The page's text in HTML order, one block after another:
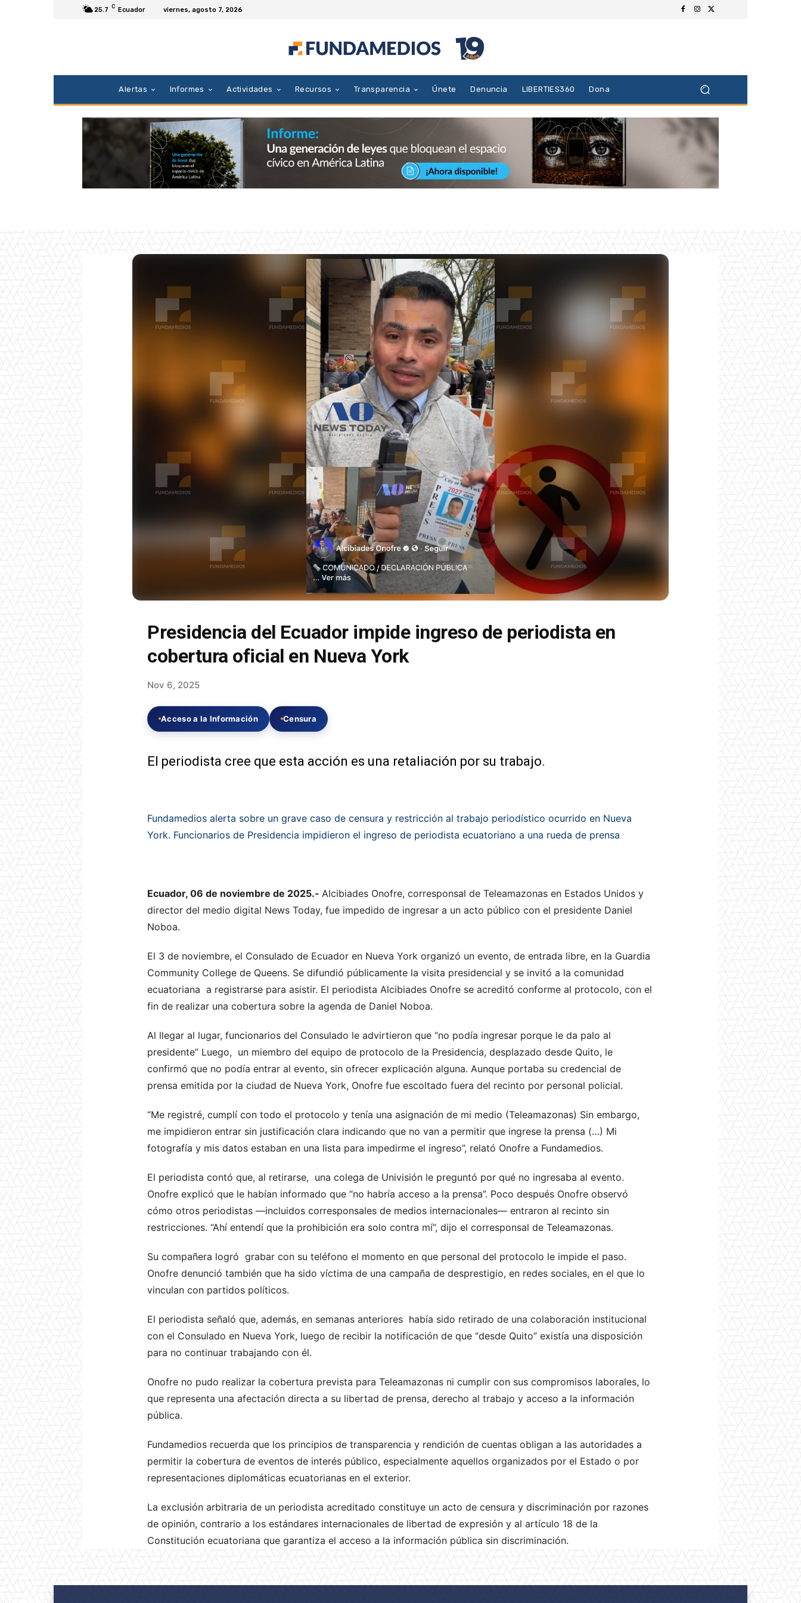
25.7 C Ecuador viernes, agosto 7, 2026
Alertas Informes Actividades Recursos Transparencia Únete Denuncia LIBERTIES360 Dona
Presidencia del Ecuador impide ingreso de periodista en
cobertura oficial en Nueva York
Nov 6, 2025
Acceso a la Información Censura
El periodista cree que esta acción es una retaliación por su trabajo.
Fundamedios alerta sobre un grave caso de censura y restricción al trabajo periodístico ocurrido en Nueva
York. Funcionarios de Presidencia impidieron el ingreso de periodista ecuatoriano a una rueda de prensa
Ecuador, 06 de noviembre de 2025.- Alcibiades Onofre, corresponsal de Teleamazonas en Estados Unidos y
director del medio digital News Today, fue impedido de ingresar a un acto público con el presidente Daniel
Noboa.
El 3 de noviembre, el Consulado de Ecuador en Nueva York organizó un evento, de entrada libre, en la Guardia
Community College de Queens. Se difundió públicamente la visita presidencial y se invitó a la comunidad
ecuatoriana a registrarse para asistir. El periodista Alcibiades Onofre se acreditó conforme al protocolo, con el
fin de realizar una cobertura sobre la agenda de Daniel Noboa.
Al llegar al lugar, funcionarios del Consulado le advirtieron que “no podía ingresar porque le da palo al
presidente” Luego, un miembro del equipo de protocolo de la Presidencia, desplazado desde Quito, le
confirmó que no podía entrar al evento, sin ofrecer explicación alguna. Aunque portaba su credencial de
prensa emitida por la ciudad de Nueva York, Onofre fue escoltado fuera del recinto por personal policial.
“Me registré, cumplí con todo el protocolo y tenía una asignación de mi medio (Teleamazonas) Sin embargo,
me impidieron entrar sin justificación clara indicando que no van a permitir que ingrese la prensa (…) Mi
fotografía y mis datos estaban en una lista para impedirme el ingreso”, relató Onofre a Fundamedios.
El periodista contó que, al retirarse, una colega de Univisión le preguntó por qué no ingresaba al evento.
Onofre explicó que le habían informado que “no habría acceso a la prensa”. Poco después Onofre observó
cómo otros periodistas —incluidos corresponsales de medios internacionales— entraron al recinto sin
restricciones. “Ahí entendí que la prohibición era solo contra mí”, dijo el corresponsal de Teleamazonas.
Su compañera logró grabar con su teléfono el momento en que personal del protocolo le impide el paso.
Onofre denunció también que ha sido víctima de una campaña de desprestigio, en redes sociales, en el que lo
vinculan con partidos políticos.
El periodista señaló que, además, en semanas anteriores había sido retirado de una colaboración institucional
con el Consulado en Nueva York, luego de recibir la notificación de que “desde Quito” existía una disposición
para no continuar trabajando con él.
Onofre no pudo realizar la cobertura prevista para Teleamazonas ni cumplir con sus compromisos laborales, lo
que representa una afectación directa a su libertad de prensa, derecho al trabajo y acceso a la información
pública.
Fundamedios recuerda que los principios de transparencia y rendición de cuentas obligan a las autoridades a
permitir la cobertura de eventos de interés público, especialmente aquellos organizados por el Estado o por
representaciones diplomáticas ecuatorianas en el exterior.
La exclusión arbitraria de un periodista acreditado constituye un acto de censura y discriminación por razones
de opinión, contrario a los estándares internacionales de libertad de expresión y al artículo 18 de la
Constitución ecuatoriana que garantiza el acceso a la información pública sin discriminación.